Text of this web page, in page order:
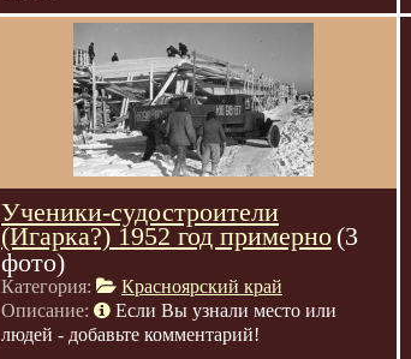
Ученики-судостроители
(Игарка?) 1952 год примерно (3
фото)
Категория:
Красноярский край
Описание:
Если Вы узнали место или
людей - добавьте комментарий!